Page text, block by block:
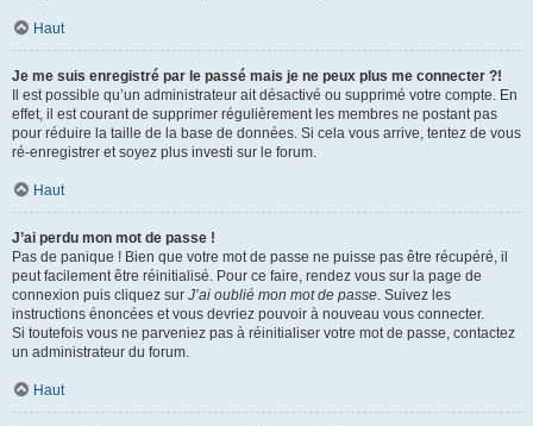
Haut
Je me suis enregistré par le passé mais je ne peux plus me connecter ?!
Il est possible qu’un administrateur ait désactivé ou supprimé votre compte. En
effet, il est courant de supprimer régulièrement les membres ne postant pas
pour réduire la taille de la base de données. Si cela vous arrive, tentez de vous
ré-enregistrer et soyez plus investi sur le forum.
Haut
J’ai perdu mon mot de passe !
Pas de panique ! Bien que votre mot de passe ne puisse pas être récupéré, il
peut facilement être réinitialisé. Pour ce faire, rendez vous sur la page de
connexion puis cliquez sur J’ai oublié mon mot de passe. Suivez les
instructions énoncées et vous devriez pouvoir à nouveau vous connecter.
Si toutefois vous ne parveniez pas à réinitialiser votre mot de passe, contactez
un administrateur du forum.
Haut